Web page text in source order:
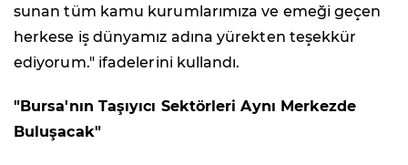
sunan tüm kamu kurumlarımıza ve emeği geçen
herkese iş dünyamız adına yürekten teşekkür
ediyorum." ifadelerini kullandı.
"Bursa'nın Taşıyıcı Sektörleri Aynı Merkezde
Buluşacak"